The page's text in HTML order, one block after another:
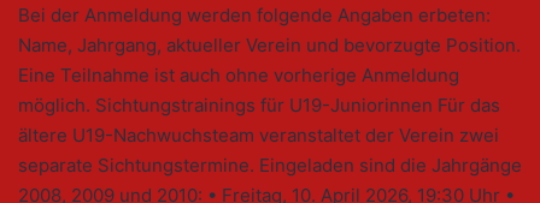
Bei der Anmeldung werden folgende Angaben erbeten:
Name, Jahrgang, aktueller Verein und bevorzugte Position.
Eine Teilnahme ist auch ohne vorherige Anmeldung
möglich. Sichtungstrainings für U19-Juniorinnen Für das
ältere U19-Nachwuchsteam veranstaltet der Verein zwei
separate Sichtungstermine. Eingeladen sind die Jahrgänge
2008, 2009 und 2010: • Freitag, 10. April 2026, 19:30 Uhr •